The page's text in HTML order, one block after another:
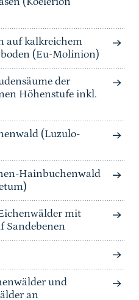
auf kalkreichem
(Eu-Molinion)
der
Höhenstufe inkl.
(Luzulo-
Hainbuchenwald
mit
Sandebenen
und
an